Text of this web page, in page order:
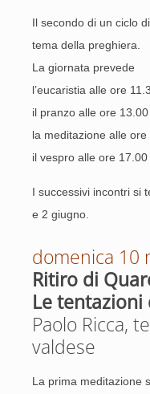
Il secondo di un ciclo
tema della preghiera.
La giornata prevede
l’eucaristia alle ore
il pranzo alle ore 13.00
la meditazione alle ore
il vespro alle ore 17.00
I successivi incontri si
e 2 giugno.
domenica 10
Ritiro di
Le tentazioni
Paolo Ricca,
valdese
La prima meditazione